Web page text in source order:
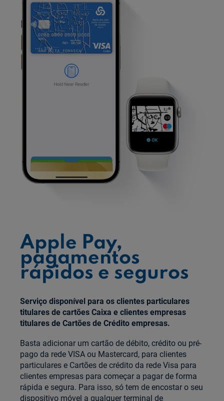
Apple Pay,
pagamentos
rápidos e seguros
Serviço disponível para os clientes particulares
titulares de cartões Caixa e clientes empresas
titulares de Cartões de Crédito empresas.
Basta adicionar um cartão de débito, crédito ou pré-
pago da rede VISA ou Mastercard, para clientes
particulares e Cartões de crédito da rede Visa para
clientes empresas para começar a pagar de forma
rápida e segura. Para isso, só tem de encostar o seu
dispositivo móvel a qualquer terminal de